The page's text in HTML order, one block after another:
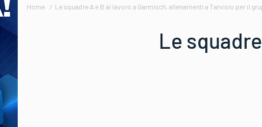
Home Le squadre A e B al lavoro a Garmisch, allenamenti a Tarvisio per il
Le